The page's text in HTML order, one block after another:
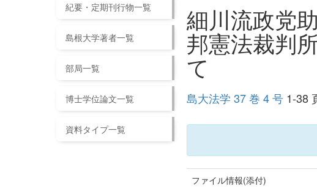
紀要・定期刊行物一覧
島根大学著者一覧
部局一覧
博士学位論文一覧
資料タイプ一覧
細川流政党
邦憲法裁判
て
島大法学 37 巻 4 号 1-38
ファイル情報(添付)